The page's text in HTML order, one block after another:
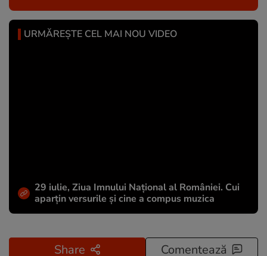
URMĂREȘTE CEL MAI NOU VIDEO
29 iulie, Ziua Imnului Național al României. Cui
aparțin versurile și cine a compus muzica
Share Comentează